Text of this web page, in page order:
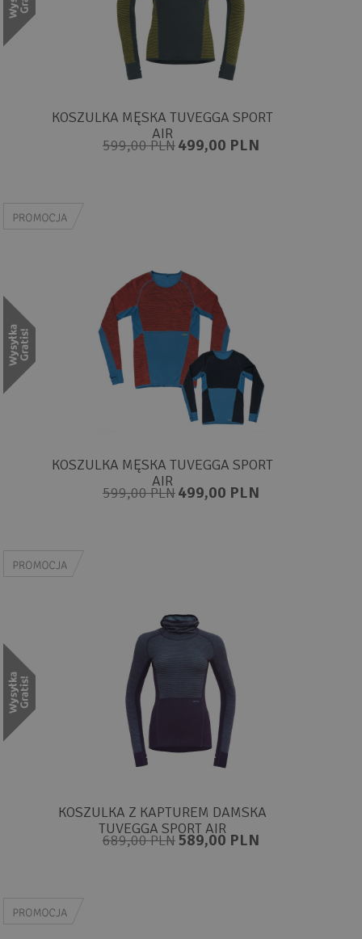
KOSZULKA MĘSKA TUVEGGA SPORT
AIR
599,00 PLN499,00 PLN
KOSZULKA MĘSKA TUVEGGA SPORT
AIR
599,00 PLN499,00 PLN
KOSZULKA Z KAPTUREM DAMSKA
TUVEGGA SPORT AIR
689,00 PLN589,00 PLN